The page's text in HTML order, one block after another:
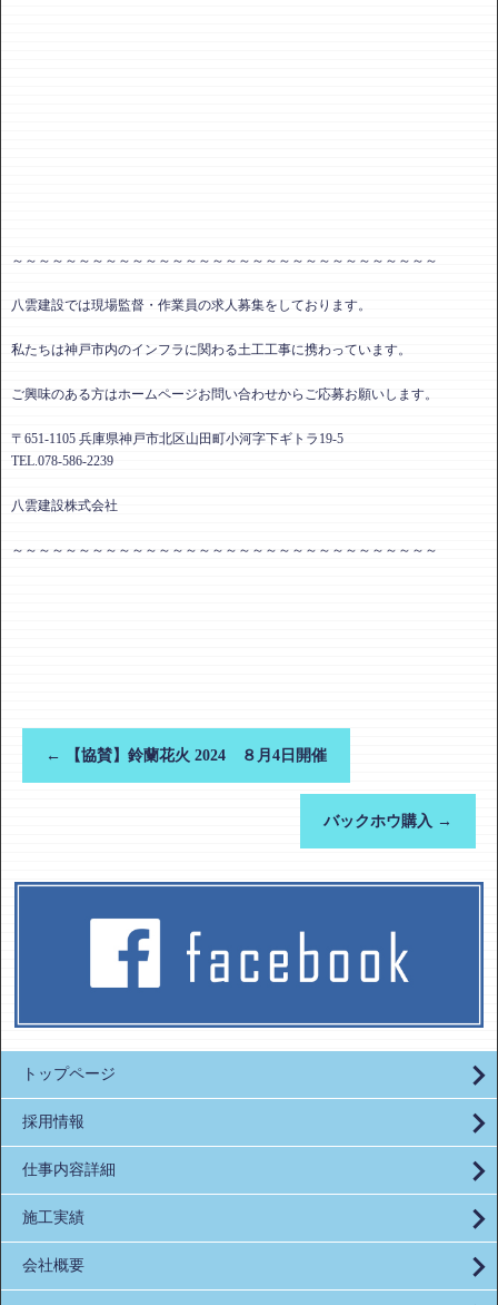
～～～～～～～～～～～～～～～～～～～～～～～～～～～～～～～～
八雲建設では現場監督・作業員の求人募集をしております。
私たちは神戸市内のインフラに関わる土工工事に携わっています。
ご興味のある方はホームページお問い合わせからご応募お願いします。
〒651-1105 兵庫県神戸市北区山田町小河字下ギトラ19-5
TEL.078-586-2239
八雲建設株式会社
～～～～～～～～～～～～～～～～～～～～～～～～～～～～～～～～
← 【協賛】鈴蘭花火 2024 ８月4日開催
バックホウ購入 →
トップページ
採用情報
仕事内容詳細
施工実績
会社概要